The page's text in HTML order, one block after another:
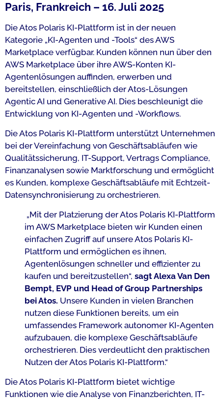
Paris, Frankreich – 16. Juli 2025
Die Atos Polaris KI-Plattform ist in der neuen
Kategorie „KI-Agenten und -Tools“ des AWS
Marketplace verfügbar. Kunden können nun über den
AWS Marketplace über ihre AWS-Konten KI-
Agentenlösungen auffinden, erwerben und
bereitstellen, einschließlich der Atos-Lösungen
Agentic AI und Generative AI. Dies beschleunigt die
Entwicklung von KI-Agenten und -Workflows.
Die Atos Polaris KI-Plattform unterstützt Unternehmen
bei der Vereinfachung von Geschäftsabläufen wie
Qualitätssicherung, IT-Support, Vertrags Compliance,
Finanzanalysen sowie Marktforschung und ermöglicht
es Kunden, komplexe Geschäftsabläufe mit Echtzeit-
Datensynchronisierung zu orchestrieren.
„Mit der Platzierung der Atos Polaris KI-Plattform
im AWS Marketplace bieten wir Kunden einen
einfachen Zugriff auf unsere Atos Polaris KI-
Plattform und ermöglichen es ihnen,
Agentenlösungen schneller und effizienter zu
kaufen und bereitzustellen“, sagt Alexa Van Den
Bempt, EVP und Head of Group Partnerships
bei Atos. Unsere Kunden in vielen Branchen
nutzen diese Funktionen bereits, um ein
umfassendes Framework autonomer KI-Agenten
aufzubauen, die komplexe Geschäftsabläufe
orchestrieren. Dies verdeutlicht den praktischen
Nutzen der Atos Polaris KI-Plattform.“
Die Atos Polaris KI-Plattform bietet wichtige
Funktionen wie die Analyse von Finanzberichten, IT-